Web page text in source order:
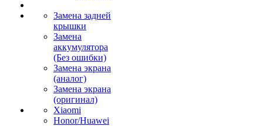
Замена задней
крышки
Замена
аккумулятора
(Без ошибки)
Замена экрана
(аналог)
Замена экрана
(оригинал)
Xiaomi
Honor/Huawei